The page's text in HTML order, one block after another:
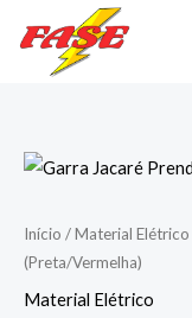
para
Início /Material Elétrico
(Preta/Vermelha)
Material Elétrico